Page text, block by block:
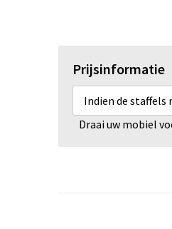
Prijsinformatie
Indien de staffels
Draai uw mobiel